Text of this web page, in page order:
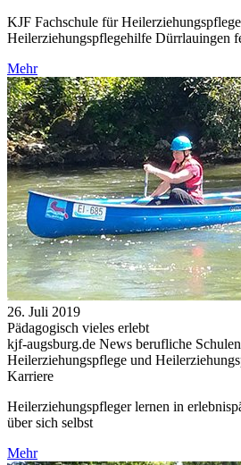
KJF Fachschule für
Heilerziehungspflegehilfe Dürrlauingen
Mehr
26. Juli 2019
Pädagogisch vieles erlebt
kjf-augsburg.de News berufliche
Heilerziehungspflege und
Karriere
Heilerziehungspfleger lernen in
über sich selbst
Mehr